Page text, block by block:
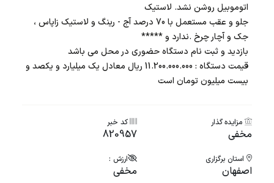
اتوموبیل روشن نشد. لاستیک
جلو و عقب مستعمل با 70 درصد آج - رینگ و لاستیک زاپاس ،
جک و آچار چرخ .ندارد و *****
بازدید و ثبت نام دستگاه حضوری در محل می باشد
قیمت دستگاه : 11.200.000.000 ريال معادل یک میلیارد و یکصد و
بیست میلیون تومان است
مزایده گذار
مخفی
کد خبر
820957
استان برگزاری
اصفهان
ارزش :
مخفی